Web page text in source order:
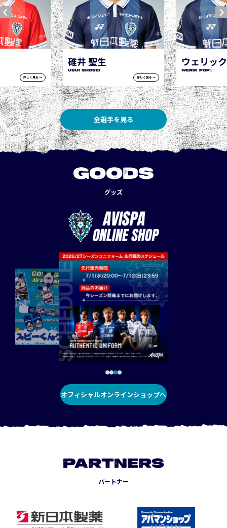
詳しく見る →
ウェリック ポポ
WERIK POPÓ
詳しく見る →
全選手を見る
GOODS
グッズ
オフィシャルオンラインショップへ
PARTNERS
パートナー